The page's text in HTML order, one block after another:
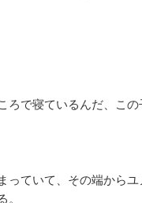
ろで寝ているんだ、この
っていて、その端からユ